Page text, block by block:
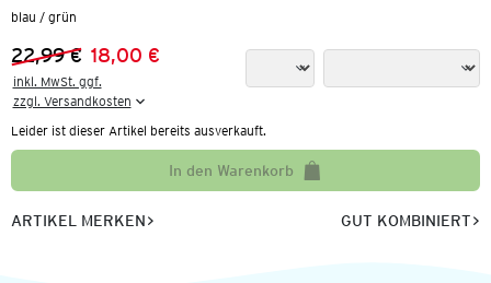
blau / grün
Vorheriger Preis:
22,99 €
Neuer Preis:18,00 €
inkl. MwSt. ggf.
zzgl. Versandkosten
Leider ist dieser Artikel bereits ausverkauft.
In den Warenkorb
ARTIKEL MERKEN GUT KOMBINIERT